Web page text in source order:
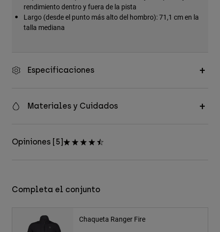
rendimiento dentro y fuera de la pista
Largo (desde el punto más alto del hombro): 71,1 cm en la
talla mediana
Especificaciones
Materiales y Cuidados
Opiniones [5]
Completa el conjunto
Chaqueta Ranger Fire